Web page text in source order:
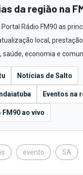
da região na
Rádio FM90 as
local,
saúde, economia e
Notícias de Salto
Eventos na
FM90 ao vivo
evento SA